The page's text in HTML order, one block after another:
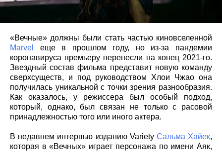
«Вечные» должны были стать частью киновселенной
Marvel
еще в прошлом году, но из-за пандемии
коронавируса премьеру перенесли на конец 2021-го.
Звездный состав фильма представит новую команду
сверхсуществ, и под руководством Хлои Чжао она
получилась уникальной с точки зрения разнообразия.
Как оказалось, у режиссера был особый подход,
который, однако, был связан не только с расовой
принадлежностью того или иного актера.
В недавнем интервью изданию Variety Сальма Хайек,
которая в «Вечных» играет персонажа по имени Аяк,